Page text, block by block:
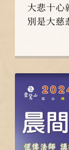
大悲十心
別是大慈